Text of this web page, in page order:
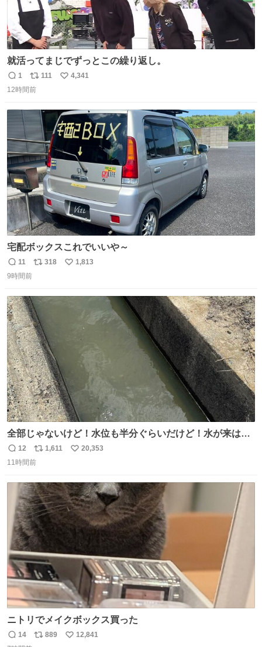
就活ってまじでずっとこの繰り返し。
返
信
1
リ
ポ
ト
数
111
い
数
4,341
12時間前
宅配ボックスこれでいいや～
返
信
11
リ
ト
数
318
い
1,813
9時間前
全部じゃないけど！水位も半分ぐらいだけど！水が来はじ
めたよ！！！ 作業してくれた方々ありがとーーー
ー！！！！！！！！！！！！！！！！！！！！！！！！！
返
信
12
リ
ポ
ト
数
1,611
い
数
20,353
11時間前
ニトリでメイクボックス買った
返
14
リ
889
い
12,841